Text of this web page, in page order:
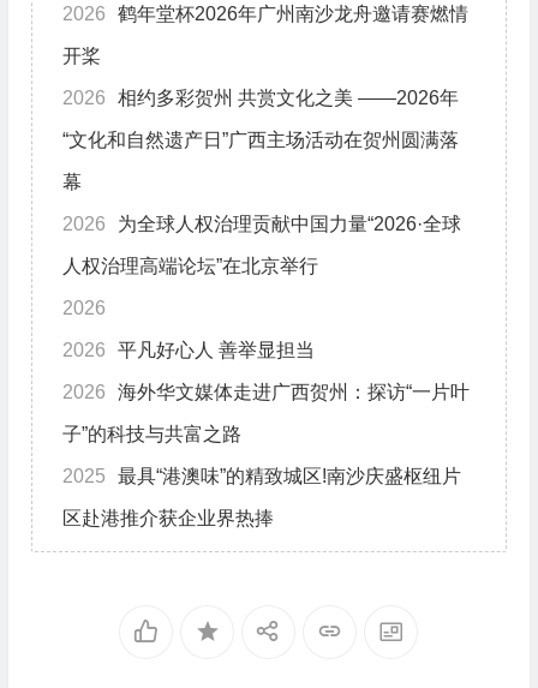
2026 鹤年堂杯2026年广州南沙龙舟邀请赛燃情
开桨
2026 相约多彩贺州 共赏文化之美 ——2026年
“文化和自然遗产日”广西主场活动在贺州圆满落
幕
2026 为全球人权治理贡献中国力量“2026·全球
人权治理高端论坛”在北京举行
2026
2026 平凡好心人 善举显担当
2026 海外华文媒体走进广西贺州：探访“一片叶
子”的科技与共富之路
2025 最具“港澳味”的精致城区!南沙庆盛枢纽片
区赴港推介获企业界热捧